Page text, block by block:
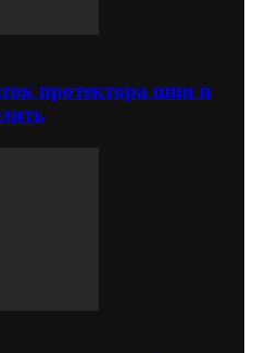
протектора шин и